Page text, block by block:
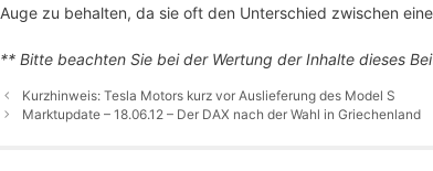
Auge zu behalten, da sie oft den Unterschied zwischen
** Bitte beachten Sie bei der Wertung der Inhalte dieses
Kurzhinweis: Tesla Motors kurz vor Auslieferung des Model S
Marktupdate – 18.06.12 – Der DAX nach der Wahl in Griechenland